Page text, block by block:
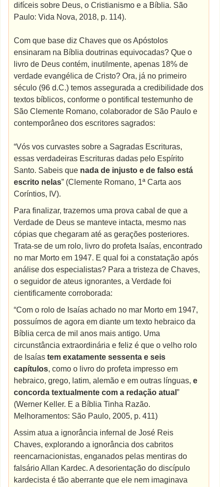
difíceis sobre Deus, o Cristianismo e a Bíblia. São
Paulo: Vida Nova, 2018, p. 114).
Com que base diz Chaves que os Apóstolos
ensinaram na Bíblia doutrinas equivocadas? Que o
livro de Deus contém, inutilmente, apenas 18% de
verdade evangélica de Cristo? Ora, já no primeiro
século (96 d.C.) temos assegurada a credibilidade dos
textos bíblicos, conforme o pontifical testemunho de
São Clemente Romano, colaborador de São Paulo e
contemporâneo dos escritores sagrados:
“Vós vos curvastes sobre a Sagradas Escrituras,
essas verdadeiras Escrituras dadas pelo Espírito
Santo. Sabeis que nada de injusto e de falso está
escrito nelas” (Clemente Romano, 1ª Carta aos
Coríntios, IV).
Para finalizar, trazemos uma prova cabal de que a
Verdade de Deus se manteve intacta, mesmo nas
cópias que chegaram até as gerações posteriores.
Trata-se de um rolo, livro do profeta Isaías, encontrado
no mar Morto em 1947. E qual foi a constatação após
análise dos especialistas? Para a tristeza de Chaves,
o seguidor de ateus ignorantes, a Verdade foi
cientificamente corroborada:
“Com o rolo de Isaías achado no mar Morto em 1947,
possuímos de agora em diante um texto hebraico da
Bíblia cerca de mil anos mais antigo. Uma
circunstância extraordinária e feliz é que o velho rolo
de Isaíastem exatamente sessenta e seis
capítulos, como o livro do profeta impresso em
hebraico, grego, latim, alemão e em outras línguas,e
concorda textualmente com a redação atual”
(Werner Keller. E a Bíblia Tinha Razão.
Melhoramentos: São Paulo, 2005, p. 411)
Assim atua a ignorância infernal de José Reis
Chaves, explorando a ignorância dos cabritos
reencarnacionistas, enganados pelas mentiras do
falsário Allan Kardec. A desorientação do discípulo
kardecista é tão aberrante que ele nem imaginava